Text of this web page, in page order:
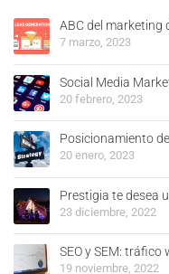
ABC del marketing
7 marzo, 2023
Social Media
20 febrero, 2023
Posicionamiento
20 enero, 2023
Prestigia te desea
23 diciembre, 2022
SEO y SEM: tráfico
19 noviembre, 2022